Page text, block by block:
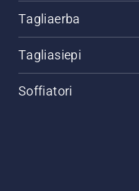
Tagliaerba
Tagliasiepi
Soffiatori